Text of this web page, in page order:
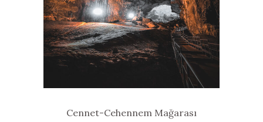
Cennet-Cehennem Mağarası